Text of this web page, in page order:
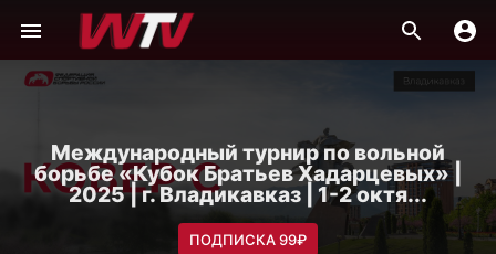
Международный турнир по вольной
борьбе «Кубок Братьев Хадарцевых» |
2025 | г. Владикавказ | 1-2 октя...
ПОДПИСКА 99₽